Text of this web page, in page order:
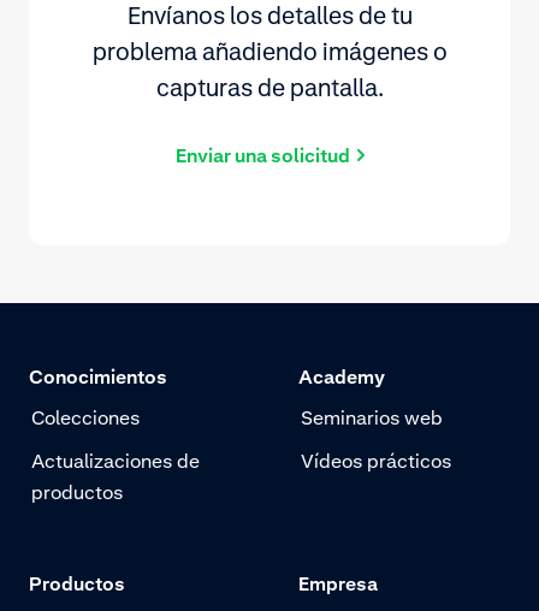
Envíanos los detalles de tu
problema añadiendo imágenes o
capturas de pantalla.
Enviar una solicitud
Conocimientos
Colecciones
Actualizaciones de
productos
Academy
Seminarios web
Vídeos prácticos
Productos Empresa